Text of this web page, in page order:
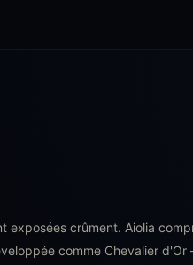
exposées crûment. Aiolia
comme Chevalier